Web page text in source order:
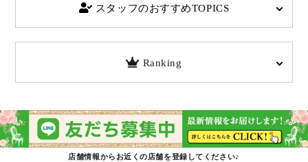
スタッフのおすすめTOPICS
Ranking
店舗情報からお近くの店舗を登録してください♪